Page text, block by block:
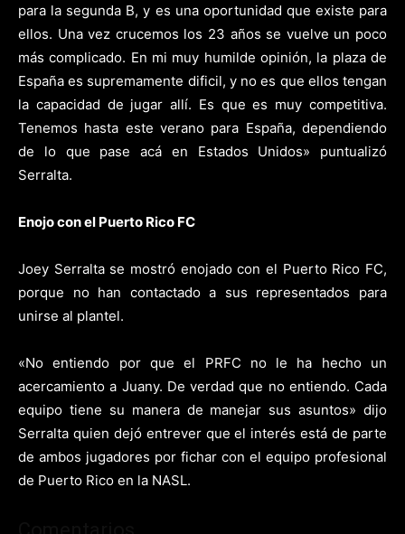
para la segunda B, y es una oportunidad que existe para
ellos. Una vez crucemos los 23 años se vuelve un poco
más complicado. En mi muy humilde opinión, la plaza de
España es supremamente dificil, y no es que ellos tengan
la capacidad de jugar allí. Es que es muy competitiva.
Tenemos hasta este verano para España, dependiendo
de lo que pase acá en Estados Unidos» puntualizó
Serralta.
Enojo con el Puerto Rico FC
Joey Serralta se mostró enojado con el Puerto Rico FC,
porque no han contactado a sus representados para
unirse al plantel.
«No entiendo por que el PRFC no le ha hecho un
acercamiento a Juany. De verdad que no entiendo. Cada
equipo tiene su manera de manejar sus asuntos» dijo
Serralta quien dejó entrever que el interés está de parte
de ambos jugadores por fichar con el equipo profesional
de Puerto Rico en la NASL.